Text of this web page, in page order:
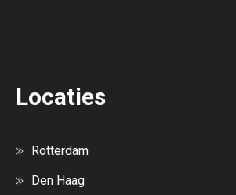
Locaties
Rotterdam
Den Haag